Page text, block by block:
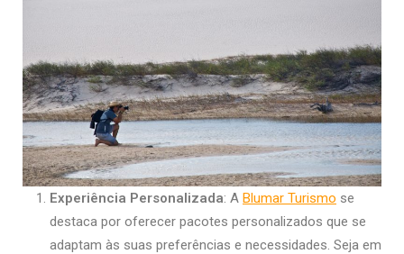
Experiência Personalizada: A Blumar Turismo se
destaca por oferecer pacotes personalizados que se
adaptam às suas preferências e necessidades. Seja em